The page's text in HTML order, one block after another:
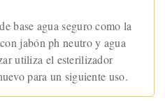
base agua seguro como la
jabón ph neutro y agua
utiliza el esterilizador
para un siguiente uso.